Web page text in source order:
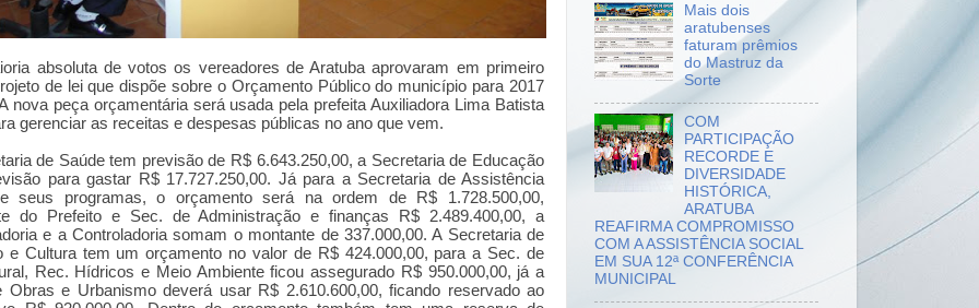
absoluta de votos os vereadores de Aratuba aprovaram em primeiro
de lei que dispõe sobre o Orçamento Público do município para 2017
nova peça orçamentária será usada pela prefeita Auxiliadora Lima Batista
gerenciar as receitas e despesas públicas no ano que vem.
de Saúde tem previsão de R$ 6.643.250,00, a Secretaria de Educação
para gastar R$ 17.727.250,00. Já para a Secretaria de Assistência
seus programas, o orçamento será na ordem de R$ 1.728.500,00,
do Prefeito e Sec. de Administração e finanças R$ 2.489.400,00, a
e a Controladoria somam o montante de 337.000,00. A Secretaria de
e Cultura tem um orçamento no valor de R$ 424.000,00, para a Sec. de
Rec. Hídricos e Meio Ambiente ficou assegurado R$ 950.000,00, já a
Obras e Urbanismo deverá usar R$ 2.610.600,00, ficando reservado ao
Mais dois
aratubenses
faturam prêmios
do Mastruz da
Sorte
COM
PARTICIPAÇÃO
RECORDE E
DIVERSIDADE
HISTÓRICA,
ARATUBA
REAFIRMA COMPROMISSO
COM A ASSISTÊNCIA SOCIAL
EM SUA 12ª CONFERÊNCIA
MUNICIPAL